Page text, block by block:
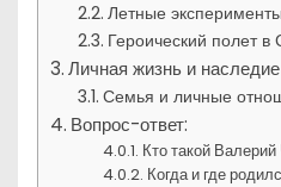
Летные
Героический полет
Личная жизнь и наследие
Семья и личные
Вопрос-ответ:
Кто такой
Когда и где